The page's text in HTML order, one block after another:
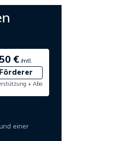
€/mtl.
Förderer
+ Abo
einer